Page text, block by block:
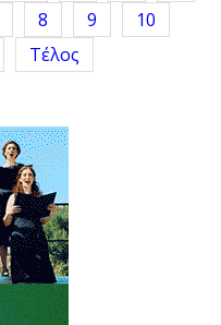
8 9
10
Τέλος